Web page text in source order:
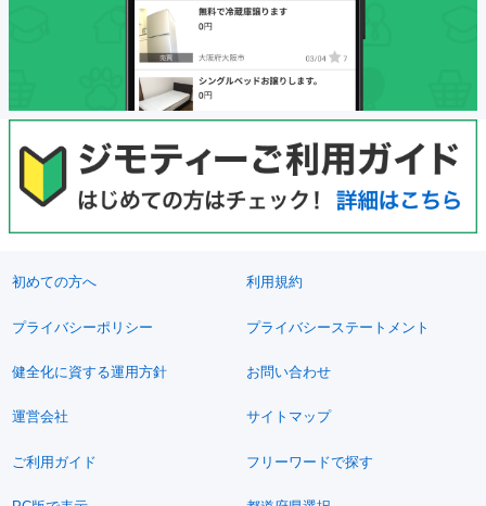
初めての方へ 利用規約
プライバシーポリシー プライバシーステートメント
健全化に資する運用方針 お問い合わせ
運営会社 サイトマップ
ご利用ガイド フリーワードで探す